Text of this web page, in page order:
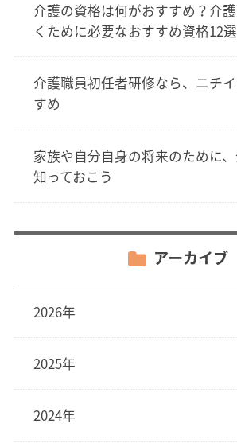
介護の資格は何がおすすめ？介
くために必要なおすすめ資格12選
介護職員初任者研修なら、ニチ
すめ
家族や自分自身の将来のために
知っておこう
アーカイブ
2026年
2025年
2024年